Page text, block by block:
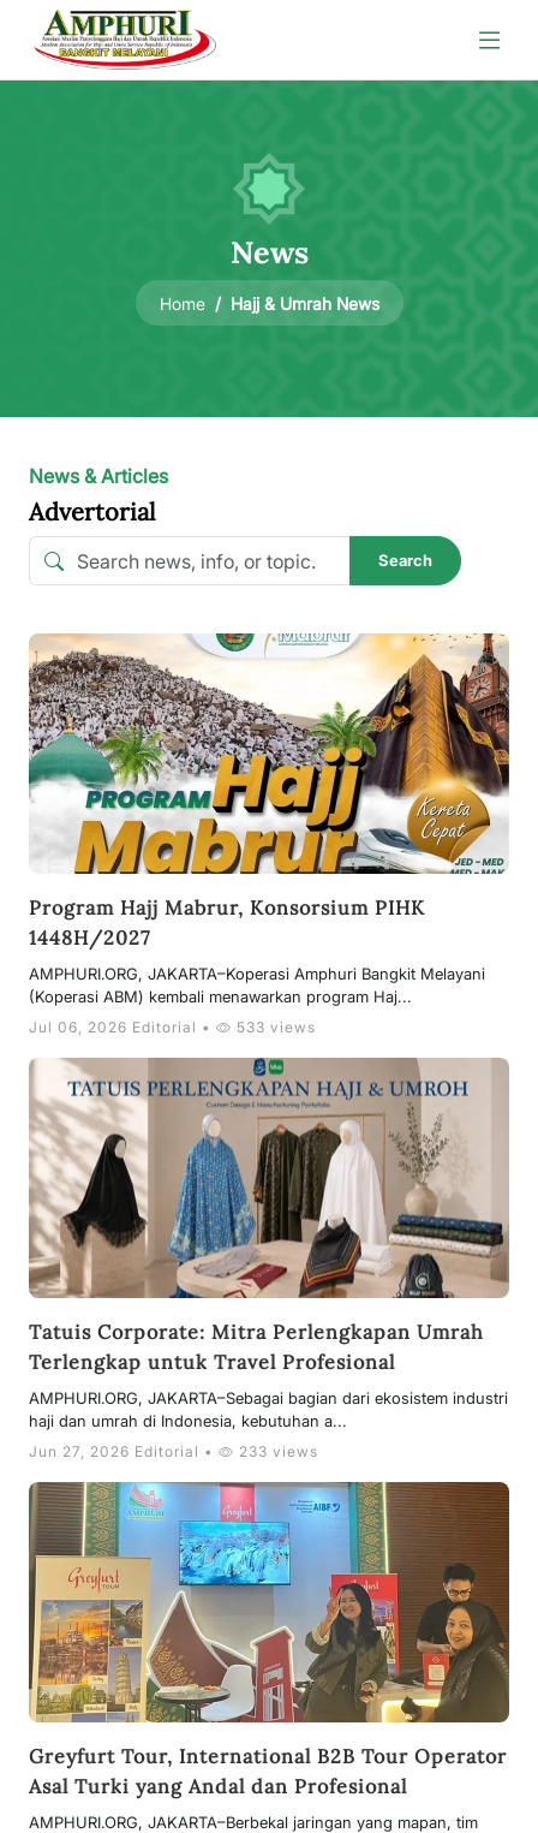
News
Home Hajj & Umrah News
News & Articles
Advertorial
Search
Program Hajj Mabrur, Konsorsium PIHK
1448H/2027
AMPHURI.ORG, JAKARTA–Koperasi Amphuri Bangkit Melayani
(Koperasi ABM) kembali menawarkan program Haj...
Jul 06, 2026 Editorial • 533 views
Tatuis Corporate: Mitra Perlengkapan Umrah
Terlengkap untuk Travel Profesional
AMPHURI.ORG, JAKARTA–Sebagai bagian dari ekosistem industri
haji dan umrah di Indonesia, kebutuhan a...
Jun 27, 2026 Editorial • 233 views
Greyfurt Tour, International B2B Tour Operator
Asal Turki yang Andal dan Profesional
AMPHURI.ORG, JAKARTA–Berbekal jaringan yang mapan, tim